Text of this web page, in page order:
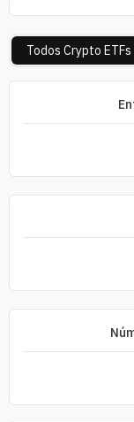
Todos Crypto ETFs